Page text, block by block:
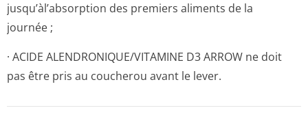
jusqu’àl’absorption des premiers aliments de la
journée ;
· ACIDE ALENDRONIQUE/VI­TAMINE D3 ARROW ne doit
pas être pris au coucherou avant le lever.